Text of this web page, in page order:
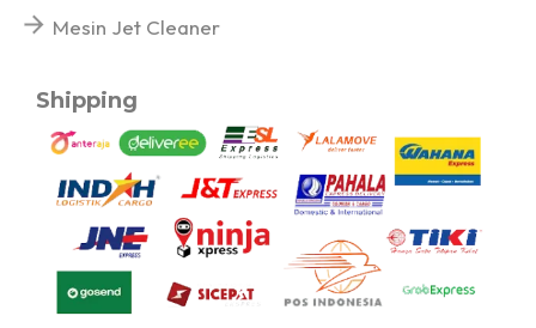
Mesin Jet Cleaner
Shipping